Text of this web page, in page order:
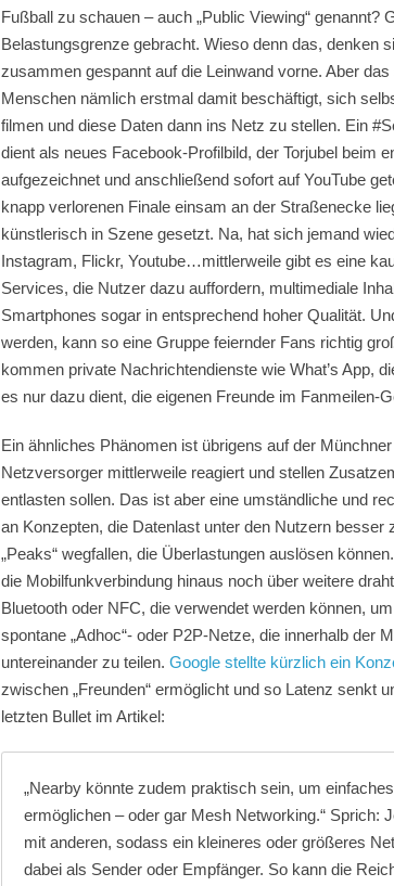
Fußball zu schauen – auch „Public Viewing“ genannt?
Belastungsgrenze gebracht. Wieso denn das, denken
zusammen gespannt auf die Leinwand vorne. Aber
Menschen nämlich erstmal damit beschäftigt, sich
filmen und diese Daten dann ins Netz zu stellen. Ein
dient als neues Facebook-Profilbild, der Torjubel beim
aufgezeichnet und anschließend sofort auf YouTube
knapp verlorenen Finale einsam an der Straßenecke
künstlerisch in Szene gesetzt. Na, hat sich jemand
Instagram, Flickr, Youtube…mittlerweile gibt es eine
Services, die Nutzer dazu auffordern, multimediale
Smartphones sogar in entsprechend hoher Qualität.
werden, kann so eine Gruppe feiernder Fans richtig
kommen private Nachrichtendienste wie What’s App,
es nur dazu dient, die eigenen Freunde im Fanmeilen-
Ein ähnliches Phänomen ist übrigens auf der
Netzversorger mittlerweile reagiert und stellen
entlasten sollen. Das ist aber eine umständliche und
an Konzepten, die Datenlast unter den Nutzern
„Peaks“ wegfallen, die Überlastungen auslösen
die Mobilfunkverbindung hinaus noch über weitere
Bluetooth oder NFC, die verwendet werden können,
spontane „Adhoc“- oder P2P-Netze, die innerhalb der
untereinander zu teilen. Google stellte kürzlich ein
zwischen „Freunden“ ermöglicht und so Latenz senkt
letzten Bullet im Artikel:
„Nearby könnte zudem praktisch sein, um
ermöglichen – oder gar Mesh Networking.“ Sprich:
mit anderen, sodass ein kleineres oder größeres
dabei als Sender oder Empfänger. So kann die